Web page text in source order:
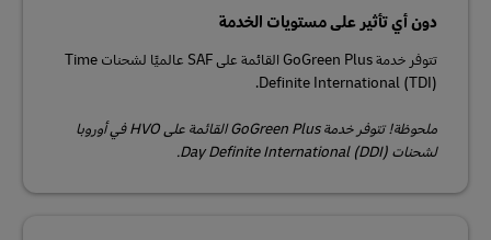
دون أي تأثير على مستويات الخدمة
تتوفر خدمة GoGreen Plus القائمة على SAF عالميًا لشحنات Time
Definite International (TDI).
ملحوظة! تتوفر خدمة GoGreen Plus القائمة على HVO في أوروبا
لشحنات Day Definite International (DDI).